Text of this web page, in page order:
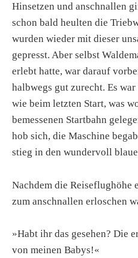
Hinsetzen und anschnallen
schon bald heulten die
wurden wieder mit dieser
gepresst. Aber selbst
erlebt hatte, war darauf
halbwegs gut zurecht. Es
wie beim letzten Start, was
bemessenen Startbahn
hob sich, die Maschine
stieg in den wundervoll
Nachdem die Reiseflughöhe
zum anschnallen erloschen
»Habt ihr das gesehen? Die
von meinen Babys!«